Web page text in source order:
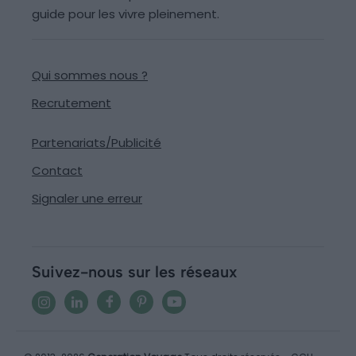
guide pour les vivre pleinement.
Qui sommes nous ?
Recrutement
Partenariats/Publicité
Contact
Signaler une erreur
Suivez-nous sur les réseaux